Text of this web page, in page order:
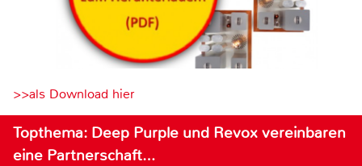
>>als Download hier
Topthema: Deep Purple und Revox vereinbaren
eine Partnerschaft…